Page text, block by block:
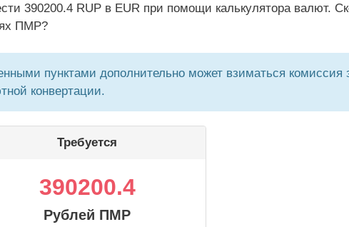
390200.4 RUP в EUR при помощи калькулятора валют.
ПМР?
пунктами дополнительно может взиматься комиссия
конвертации.
Требуется
390200.4
Рублей ПМР